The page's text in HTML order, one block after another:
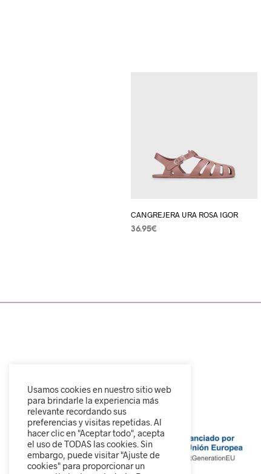
CANGREJERA URA ROSA IGOR
36.95€
Usamos cookies en nuestro sitio web
para brindarle la experiencia más
relevante recordando sus
preferencias y visitas repetidas. Al
hacer clic en "Aceptar todo", acepta
el uso de TODAS las cookies. Sin
embargo, puede visitar "Ajuste de
cookies" para proporcionar un